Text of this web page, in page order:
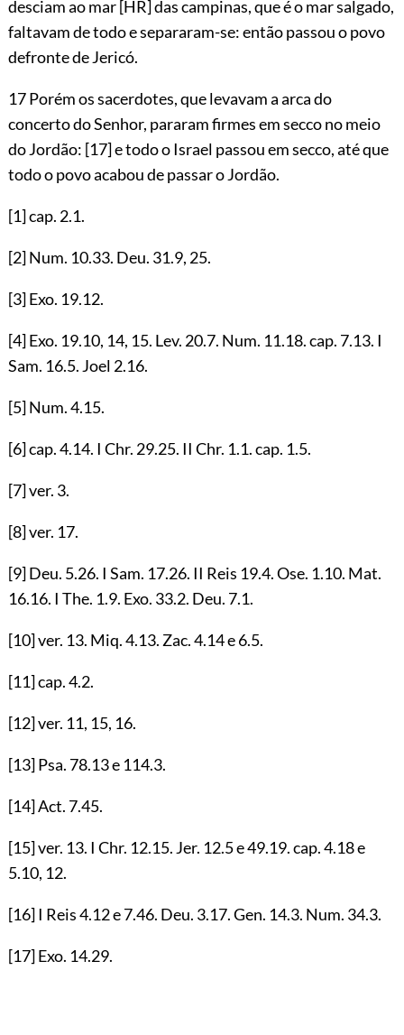
desciam ao mar[HR]das campinas, que é o mar salgado,
faltavam de todo e separaram-se: então passou o povo
defronte de Jericó.
17 Porém os sacerdotes, que levavam a arca do
concerto do Senhor, pararam firmes em secco no meio
do Jordão: [17]e todo o Israel passou em secco, até que
todo o povo acabou de passar o Jordão.
[1]cap. 2.1.
[2]Num. 10.33. Deu. 31.9, 25.
[3]Exo. 19.12.
[4]Exo. 19.10, 14, 15. Lev. 20.7. Num. 11.18. cap. 7.13. I
Sam. 16.5. Joel 2.16.
[5]Num.4.15.
[6]cap.4.14. I Chr. 29.25. II Chr. 1.1. cap. 1.5.
[7]ver. 3.
[8]ver. 17.
[9]Deu. 5.26. I Sam. 17.26. II Reis 19.4. Ose. 1.10. Mat.
16.16. I The. 1.9. Exo. 33.2. Deu. 7.1.
[10]ver. 13. Miq.4.13. Zac.4.14e6.5.
[11]cap.4.2.
[12]ver. 11, 15, 16.
[13]Psa. 78.13e 114.3.
[14]Act. 7.45.
[15]ver. 13. I Chr. 12.15. Jer. 12.5e49.19. cap.4.18e
5.10, 12.
[16]I Reis4.12e7.46. Deu. 3.17. Gen. 14.3. Num. 34.3.
[17]Exo. 14.29.